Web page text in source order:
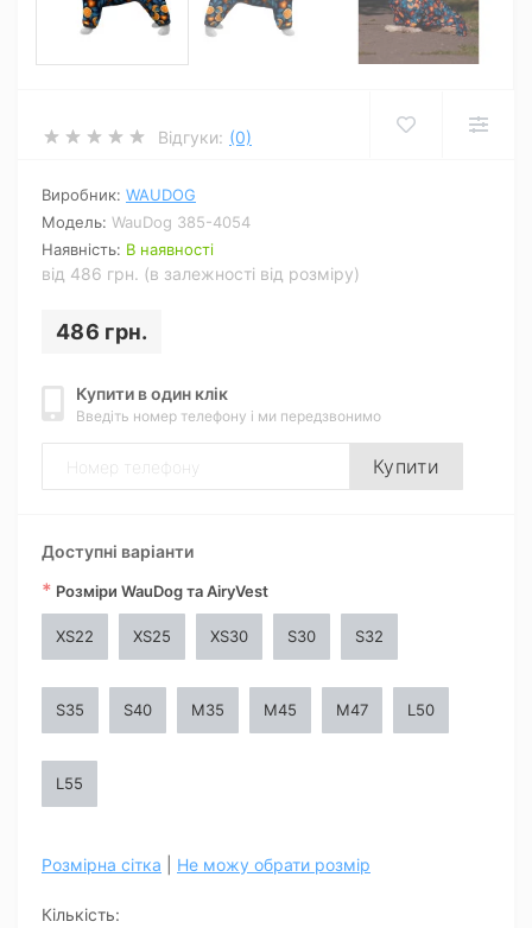
Відгуки: (0)
Виробник: WAUDOG
Модель: WauDog 385-4054
Наявність: В наявності
від 486 грн. (в залежності від розміру)
486 грн.
Купити в один клік
Введіть номер телефону і ми передзвонимо
Купити
Доступні варіанти
* Розміри WauDog та AiryVest
XS22 XS25 XS30 S30 S32
S35 S40 M35 M45 M47 L50
L55
Розмірна сітка Не можу обрати розмір
Кількість: